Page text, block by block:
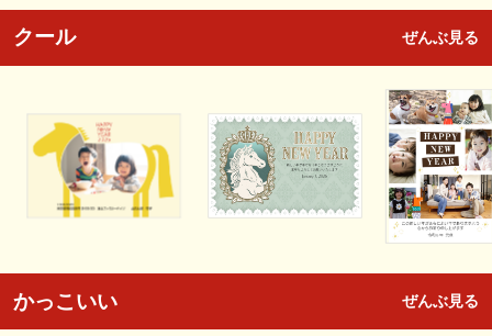
クール ぜんぶ見る
かっこいい ぜんぶ見る